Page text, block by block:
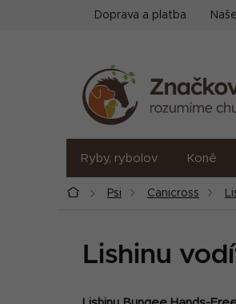
Doprava a platba
Ryby, rybolov Koně
DomůPsi Canicross
Lishinu